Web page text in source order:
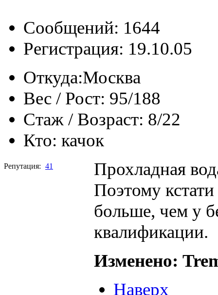
Сообщений: 1644
Регистрация: 19.10.05
Откуда:Москва
Вес / Рост: 95/188
Стаж / Возраст: 8/22
Кто: качок
Репутация: 41
Прохладная
Поэтому
больше, чем у
квалификации.
Изменено:
Наверх